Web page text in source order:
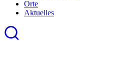
Orte
Aktuelles